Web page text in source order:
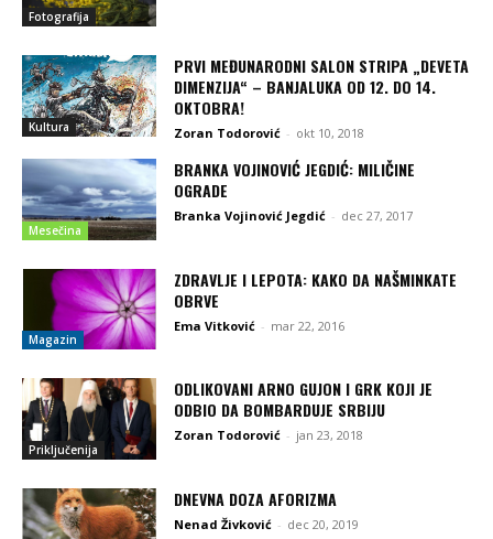
Fotografija
Kultura
PRVI MEĐUNARODNI SALON STRIPA „DEVETA
DIMENZIJA“ – BANJALUKA OD 12. DO 14.
OKTOBRA!
Zoran Todorović - okt 10, 2018
Mesečina
BRANKA VOJINOVIĆ JEGDIĆ: MILIČINE
OGRADE
Branka Vojinović Jegdić - dec 27, 2017
Magazin
ZDRAVLJE I LEPOTA: KAKO DA NAŠMINKATE
OBRVE
Ema Vitković - mar 22, 2016
Priključenija
ODLIKOVANI ARNO GUJON I GRK KOJI JE
ODBIO DA BOMBARDUJE SRBIJU
Zoran Todorović - jan 23, 2018
DNEVNA DOZA AFORIZMA
Nenad Živković - dec 20, 2019